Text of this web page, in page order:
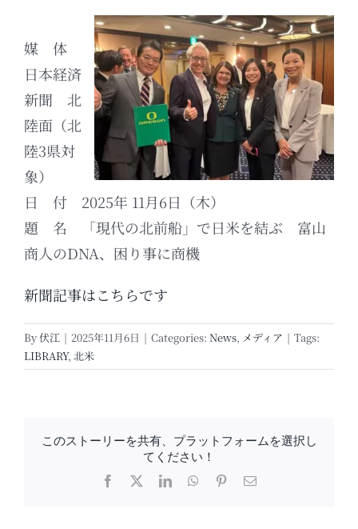
媒 体
日本経済
新聞 北
陸面（北
陸3県対
象）
日 付 2025年 11月6日（木）
題 名 「現代の北前船」で日米を結ぶ 富山
商人のDNA、困り事に商機
新聞記事はこちらです
By伏江 | 2025年11月6日 | Categories: News, メディア | Tags:
LIBRARY, 北米
このストーリーを共有、プラットフォームを選択し
てください！
Facebook LinkedInWhatsApp
Pinterest
電